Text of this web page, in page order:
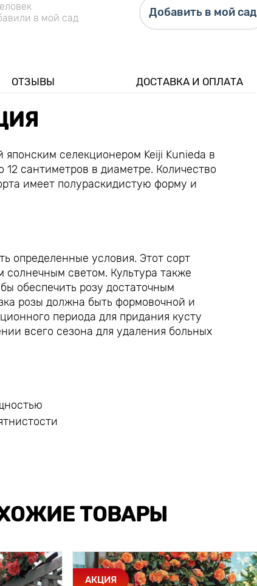
в мой сад
Добавить в мой сад
ОТЗЫВЫ ДОСТАВКА И ОПЛАТА
селекционером Keiji Kunieda в
сантиметров в диаметре. Количество
имеет полураскидистую форму и
определенные условия. Этот сорт
светом. Культура также
обеспечить розу достаточным
розы должна быть формовочной и
периода для придания кусту
всего сезона для удаления больных
ТОВАРЫ
АКЦИЯ